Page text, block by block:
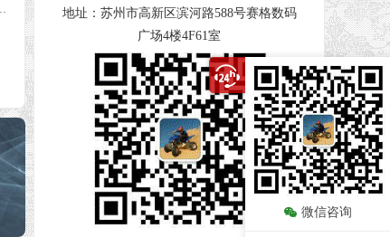
地址：苏州市高新区滨河路588号赛格数码
广场4楼4F61室
微信咨询